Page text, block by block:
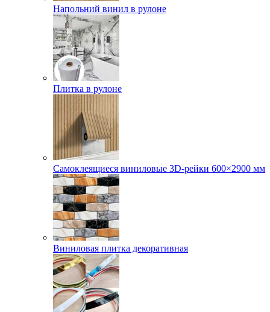
Напольний винил в рулоне
Плитка в рулоне
Самоклеящиеся виниловые 3D‑рейки 600×2900 мм
Виниловая плитка декоративная